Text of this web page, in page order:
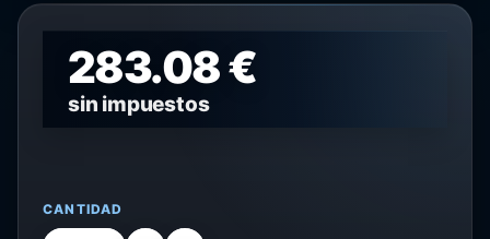
283.08 €
sin impuestos
CANTIDAD